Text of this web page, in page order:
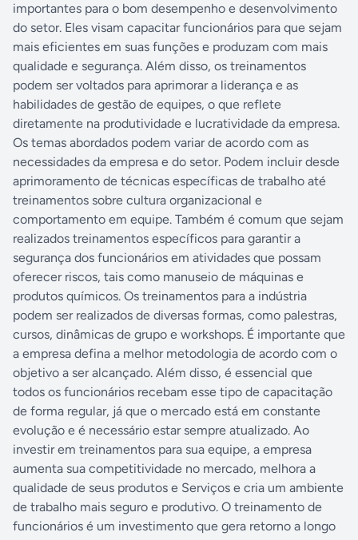
importantes para o bom desempenho e desenvolvimento
do setor. Eles visam capacitar funcionários para que sejam
mais eficientes em suas funções e produzam com mais
qualidade e segurança. Além disso, os treinamentos
podem ser voltados para aprimorar a liderança e as
habilidades de gestão de equipes, o que reflete
diretamente na produtividade e lucratividade da empresa.
Os temas abordados podem variar de acordo com as
necessidades da empresa e do setor. Podem incluir desde
aprimoramento de técnicas específicas de trabalho até
treinamentos sobre cultura organizacional e
comportamento em equipe. Também é comum que sejam
realizados treinamentos específicos para garantir a
segurança dos funcionários em atividades que possam
oferecer riscos, tais como manuseio de máquinas e
produtos químicos. Os treinamentos para a indústria
podem ser realizados de diversas formas, como palestras,
cursos, dinâmicas de grupo e workshops. É importante que
a empresa defina a melhor metodologia de acordo com o
objetivo a ser alcançado. Além disso, é essencial que
todos os funcionários recebam esse tipo de capacitação
de forma regular, já que o mercado está em constante
evolução e é necessário estar sempre atualizado. Ao
investir em treinamentos para sua equipe, a empresa
aumenta sua competitividade no mercado, melhora a
qualidade de seus produtos e Serviços e cria um ambiente
de trabalho mais seguro e produtivo. O treinamento de
funcionários é um investimento que gera retorno a longo